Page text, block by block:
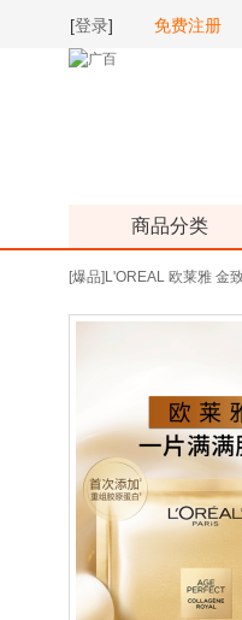
[登录] 免费注册
商品分类
[爆品]L'OREAL 欧莱雅 金